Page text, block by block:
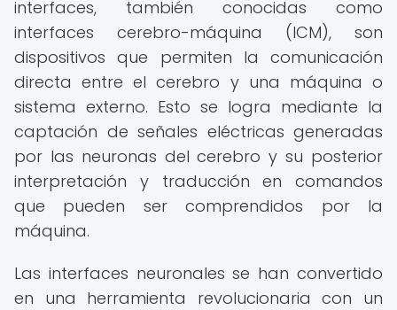
interfaces, también conocidas como
interfaces cerebro-máquina (ICM), son
dispositivos que permiten la comunicación
directa entre el cerebro y una máquina o
sistema externo. Esto se logra mediante la
captación de señales eléctricas generadas
por las neuronas del cerebro y su posterior
interpretación y traducción en comandos
que pueden ser comprendidos por la
máquina.
Las interfaces neuronales se han convertido
en una herramienta revolucionaria con un